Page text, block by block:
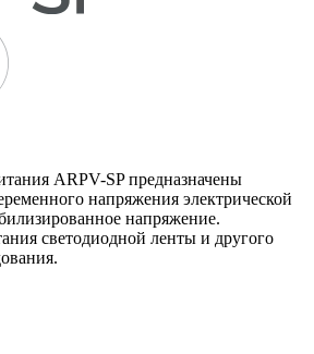
ARPV-SP предназначены
напряжения электрической
напряжение.
светодиодной ленты и другого